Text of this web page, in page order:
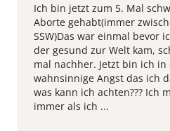
Ich bin jetzt zum 5. Mal
Aborte gehabt(immer
SSW)Das war einmal bevor
der gesund zur Welt kam,
mal nachher. Jetzt bin ich in
wahnsinnige Angst das ich
was kann ich achten??? Ich
immer als ich ...